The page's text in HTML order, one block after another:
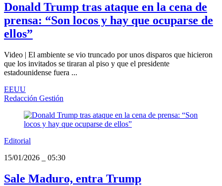
Donald Trump tras ataque en la cena de
prensa: “Son locos y hay que ocuparse de
ellos”
Video | El ambiente se vio truncado por unos disparos que hicieron
que los invitados se tiraran al piso y que el presidente
estadounidense fuera ...
EEUU
Redacción Gestión
Editorial
15/01/2026
05:30
Sale Maduro, entra Trump